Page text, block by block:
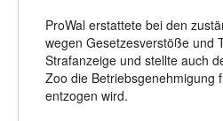
ProWal erstattete bei den
wegen Gesetzesverstöße und
Strafanzeige und stellte auch
Zoo die Betriebsgenehmigung
entzogen wird.